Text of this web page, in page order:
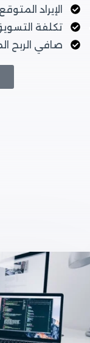
الإيراد المتوقع
تكلفة
صافي الربح